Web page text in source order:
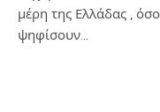
μέρη της Ελλάδας ,
ψηφίσουν…